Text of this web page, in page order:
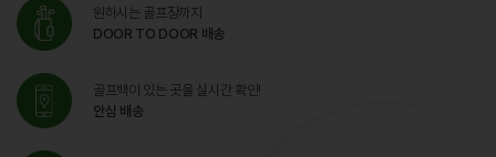
원하시는 골프장까지
DOOR TO DOOR 배송
골프백이 있는 곳을 실시간 확인!
안심 배송